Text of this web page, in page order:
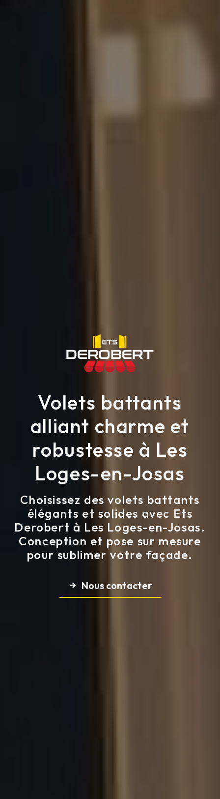
Volets battants
alliant charme et
robustesse à Les
Loges-en-Josas
Choisissez des volets battants
élégants et solides avec Ets
Derobert à Les Loges-en-Josas.
Conception et pose sur mesure
pour sublimer votre façade.
Nous contacter